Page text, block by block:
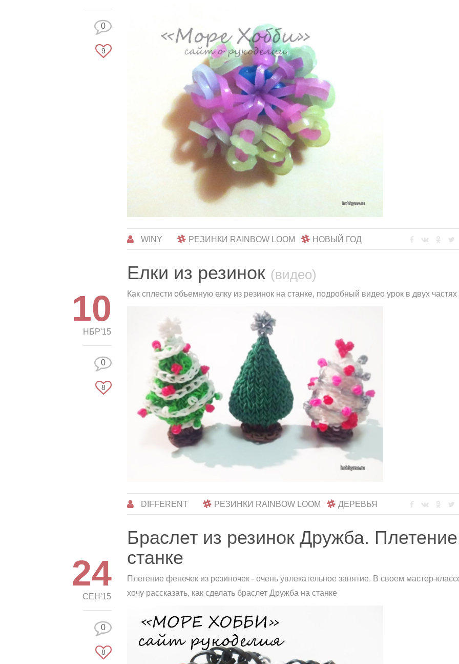
0
9
WINY РЕЗИНКИ RAINBOW LOOM НОВЫЙ ГОД
10
НБР'15
0
8
Елки из резинок (видео)
Как сплести объемную елку из резинок на станке, подробный видео урок в двух частях
DIFFERENT РЕЗИНКИ RAINBOW LOOM ДЕРЕВЬЯ
24
СЕН'15
0
8
Браслет из резинок Дружба.
станке
Плетение фенечек из резиночек - очень увлекательное занятие. В своем мастер-
хочу рассказать, как сделать браслет Дружба на станке